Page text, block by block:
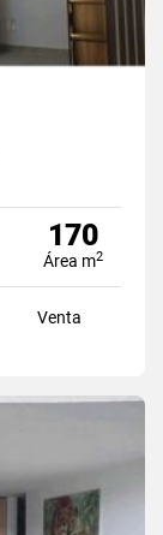
170
Área m2
Venta